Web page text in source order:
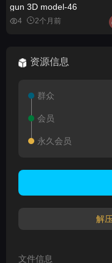
gun 3D model-46
4 2个月前
资源信息
群众
会员
永久会员
解
文件信息